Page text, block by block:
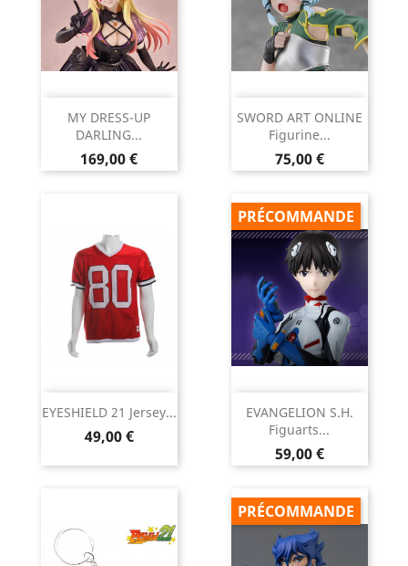
MY DRESS-UP
DARLING...
Prix
169,00 €
SWORD ART ONLINE
Figurine...
Prix
75,00 €
EYESHIELD 21 Jersey...
Prix
49,00 €
EVANGELION S.H.
Figuarts...
Prix
59,00 €
PRÉCOMMANDE
PRÉCOMMANDE